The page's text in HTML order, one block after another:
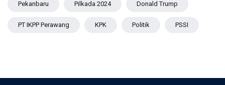
Pekanbaru Pilkada 2024 Donald Trump
PT IKPP Perawang KPK Politik PSSI